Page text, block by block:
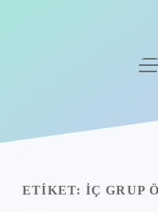
Yasal Uyarı
ETIKET: İÇ GRUP